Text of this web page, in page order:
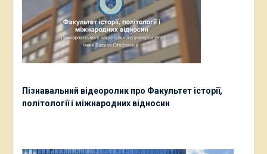
Пізнавальний відеоролик про Факультет історії,
політології і міжнародних відносин